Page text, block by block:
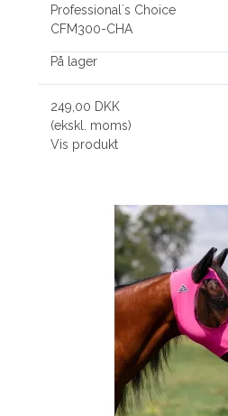
Professional´s Choice
CFM300-CHA
På lager
249,00 DKK
(ekskl. moms)
Vis produkt